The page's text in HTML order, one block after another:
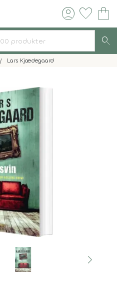
account_circle favorite shopping_bag
search
Lars Kjædegaard